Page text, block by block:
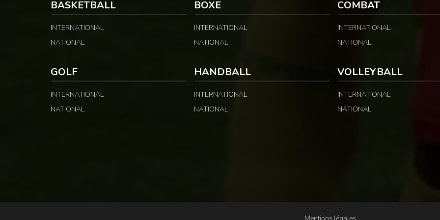
BASKETBALL
INTERNATIONAL
NATIONAL
BOXE
INTERNATIONAL
NATIONAL
COMBAT
INTERNATIONAL
NATIONAL
GOLF
INTERNATIONAL
NATIONAL
HANDBALL
INTERNATIONAL
NATIONAL
VOLLEYBALL
INTERNATIONAL
NATIONAL